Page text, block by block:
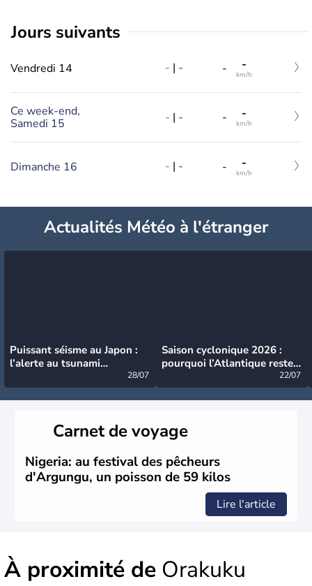
jours suivants
Vendredi 14 - | - - -
km/h
Ce week-end,
Samedi 15
- | - - -
km/h
Dimanche 16 - | - - -
km/h
Actualités Météo à l'étranger
Puissant séisme au Japon :
l’alerte au tsunami
28/07
Saison cyclonique 2026 :
pourquoi l’Atlantique reste
22/07
Carnet de voyage
Nigeria: au festival des pêcheurs
d'Argungu, un poisson de 59 kilos
Lire l'article
À proximité de Orakuku